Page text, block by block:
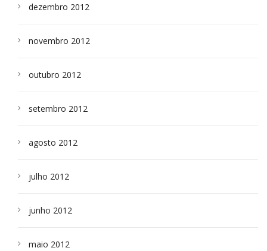
dezembro 2012
novembro 2012
outubro 2012
setembro 2012
agosto 2012
julho 2012
junho 2012
maio 2012